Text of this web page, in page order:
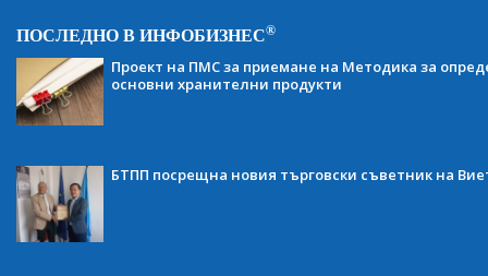
ПОСЛЕДНО В ИНФОБИЗНЕС®
Проект на ПМС за приемане на Методика за
основни хранителни продукти
БТПП посрещна новия търговски съветник на